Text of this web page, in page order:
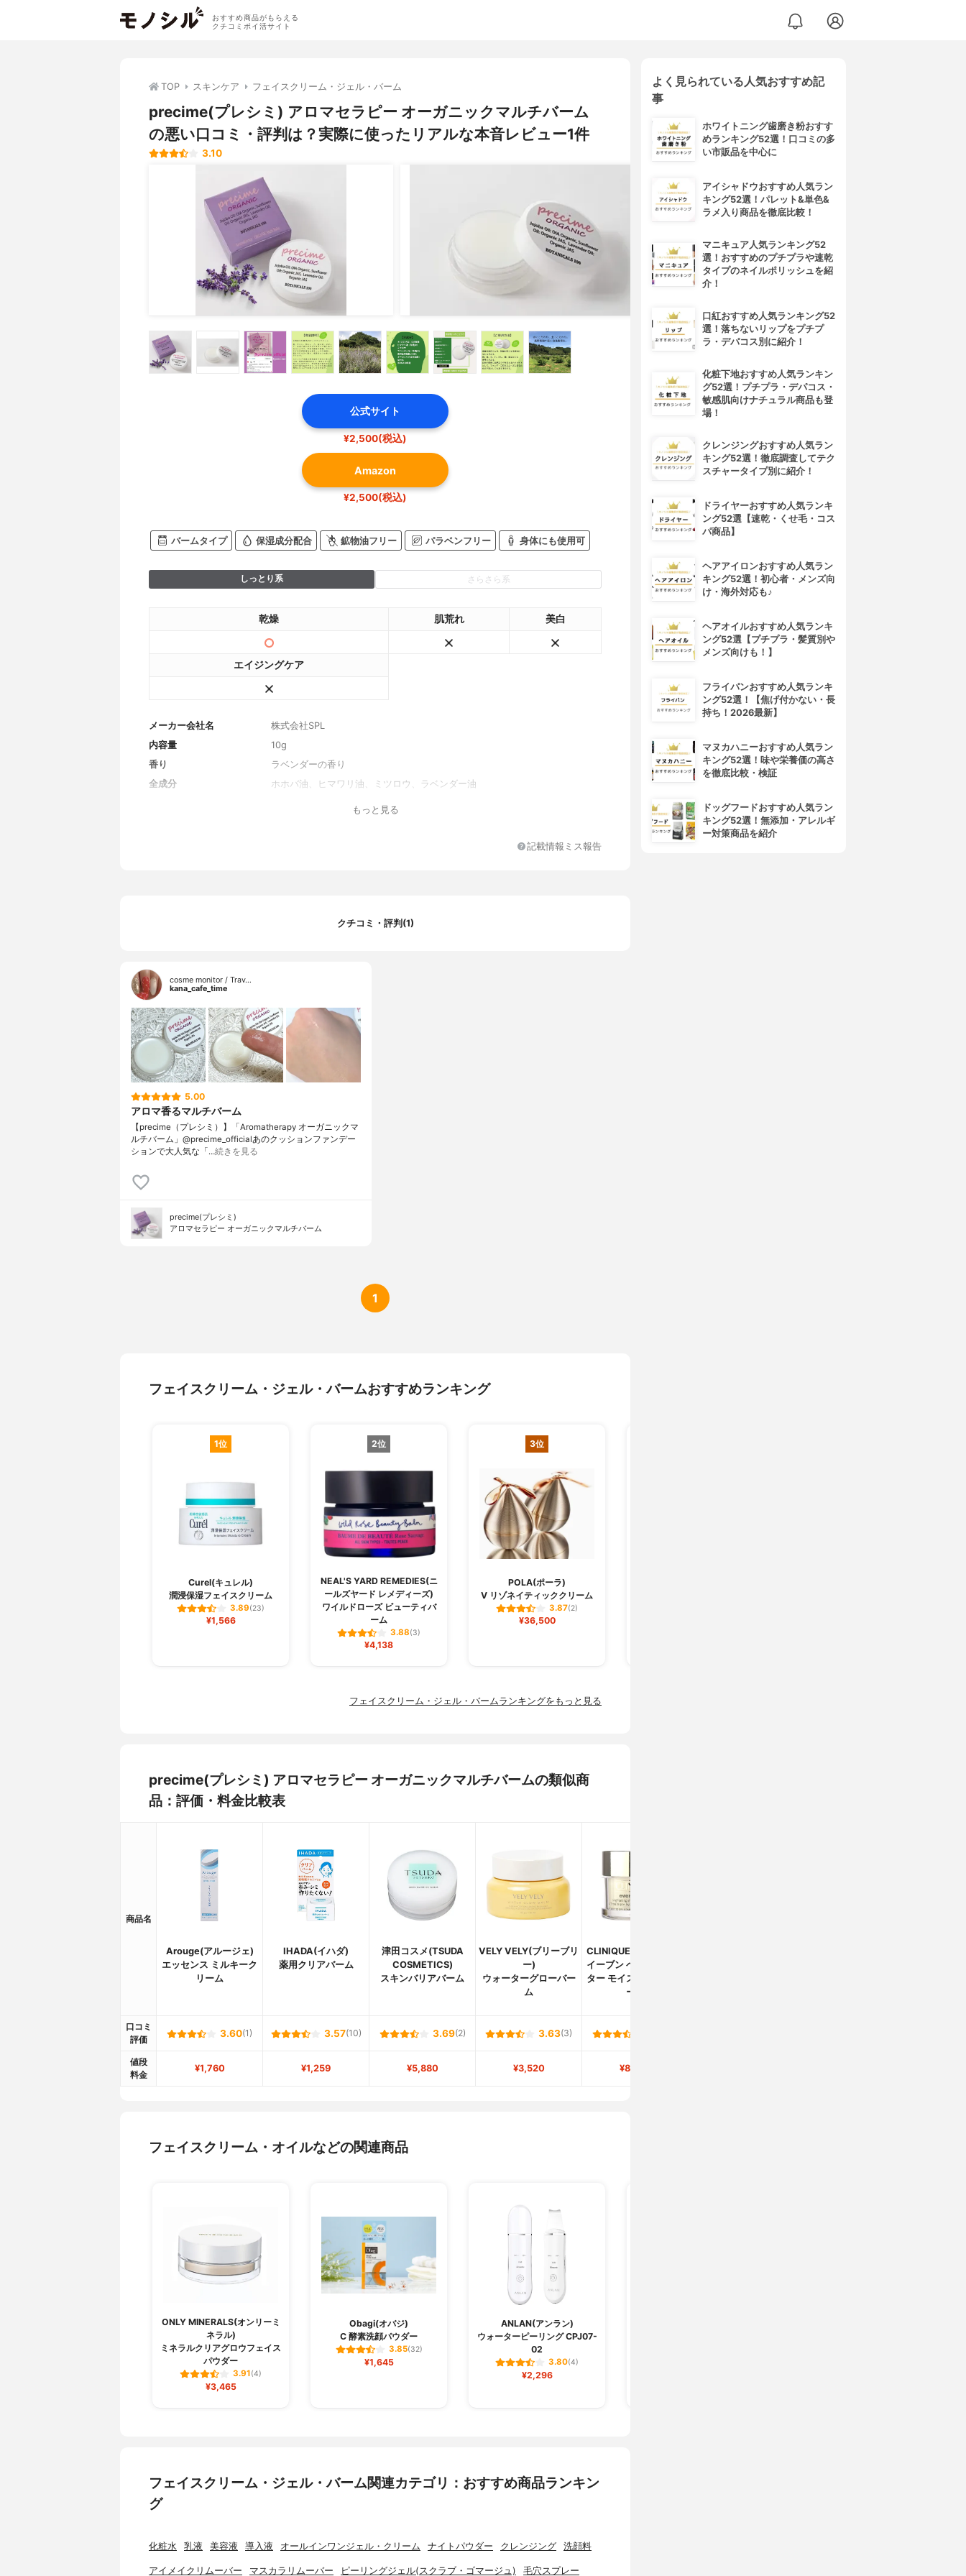
おすすめ商品がもらえる
クチコミポイ活サイト
TOP スキンケア フェイスクリーム・ジェル・バーム
precime(プレシミ) アロマセラピー オーガニックマルチバーム
の悪い口コミ・評判は？実際に使ったリアルな本音レビュー1件
3.10
公式サイト
¥2,500(税込)
Amazon
¥2,500(税込)
バームタイプ 保湿成分配合 鉱物油フリー パラベンフリー 身体にも使用可
しっとり系 さらさら系
乾燥 肌荒れ 美白
エイジングケア
メーカー会社名
株式会社SPL
内容量
10g
香り
ラベンダーの香り
全成分
ホホバ油、ヒマワリ油、ミツロウ、ラベンダー油
もっと見る
記載情報ミス報告
クチコミ・評判(1)
cosme monitor / Trav…
kana_cafe_time
5.00
アロマ香るマルチバーム
【precime（プレシミ）】「Aromatherapy オーガニックマ
ルチバーム」@precime_officialあのクッションファンデー
ションで大人気な「…続きを見る
precime(プレシミ)
アロマセラピー オーガニックマルチバーム
1
フェイスクリーム・ジェル・バームおすすめランキング
1位
Curel(キュレル)
潤浸保湿フェイスクリーム
3.89(23)
¥1,566
2位
NEAL'S YARD REMEDIES(ニ
ールズヤード レメディーズ)
ワイルドローズ ビューティバ
ーム
3.88(3)
¥4,138
3位
POLA(ポーラ)
V リゾネイティッククリーム
3.87(2)
¥36,500
フェイスクリーム・ジェル・バームランキングをもっと見る
precime(プレシミ) アロマセラピー オーガニックマルチバームの類似商
品：評価・料金比較表
商品名
Arouge(アルージェ)
エッセンス ミルキーク
リーム
IHADA(イハダ)
薬用クリアバーム
津田コスメ(TSUDA
COSMETICS)
スキンバリアバーム
VELY VELY(ブリーブリ
ー)
ウォーターグローバー
ム
CLINIQUE(クリニーク)
イーブン ベター ブライ
ター モイスチャー クリ
ーム
口コミ
評価
3.60(1) 3.57(10) 3.69(2) 3.63(3)
値段
料金
¥1,760 ¥1,259 ¥5,880 ¥3,520 ¥8,380
フェイスクリーム・オイルなどの関連商品
ONLY MINERALS(オンリーミ
ネラル)
ミネラルクリアグロウフェイス
パウダー
3.91(4)
¥3,465
Obagi(オバジ)
C 酵素洗顔パウダー
3.85(32)
¥1,645
ANLAN(アンラン)
ウォーターピーリング CPJ07-
02
3.80(4)
¥2,296
フェイスクリーム・ジェル・バーム関連カテゴリ：おすすめ商品ランキン
グ
化粧水 乳液 美容液 導入液 オールインワンジェル・クリーム ナイトパウダー クレンジング 洗顔料
アイメイクリムーバー マスカラリムーバー ピーリングジェル(スクラブ・ゴマージュ) 毛穴スプレー
よく見られている人気おすすめ記
事
ホワイトニング歯磨き粉おすす
めランキング52選！口コミの多
い市販品を中心に
アイシャドウおすすめ人気ラン
キング52選！パレット&単色&
ラメ入り商品を徹底比較！
マニキュア人気ランキング52
選！おすすめのプチプラや速乾
タイプのネイルポリッシュを紹
介！
口紅おすすめ人気ランキング52
選！落ちないリップをプチプ
ラ・デパコス別に紹介！
化粧下地おすすめ人気ランキン
グ52選！プチプラ・デパコス・
敏感肌向けナチュラル商品も登
場！
クレンジングおすすめ人気ラン
キング52選！徹底調査してテク
スチャータイプ別に紹介！
ドライヤーおすすめ人気ランキ
ング52選【速乾・くせ毛・コス
パ商品】
ヘアアイロンおすすめ人気ラン
キング52選！初心者・メンズ向
け・海外対応も♪
ヘアオイルおすすめ人気ランキ
ング52選【プチプラ・髪質別や
メンズ向けも！】
フライパンおすすめ人気ランキ
ング52選！【焦げ付かない・長
持ち！2026最新】
マヌカハニーおすすめ人気ラン
キング52選！味や栄養価の高さ
を徹底比較・検証
ドッグフードおすすめ人気ラン
キング52選！無添加・アレルギ
ー対策商品を紹介